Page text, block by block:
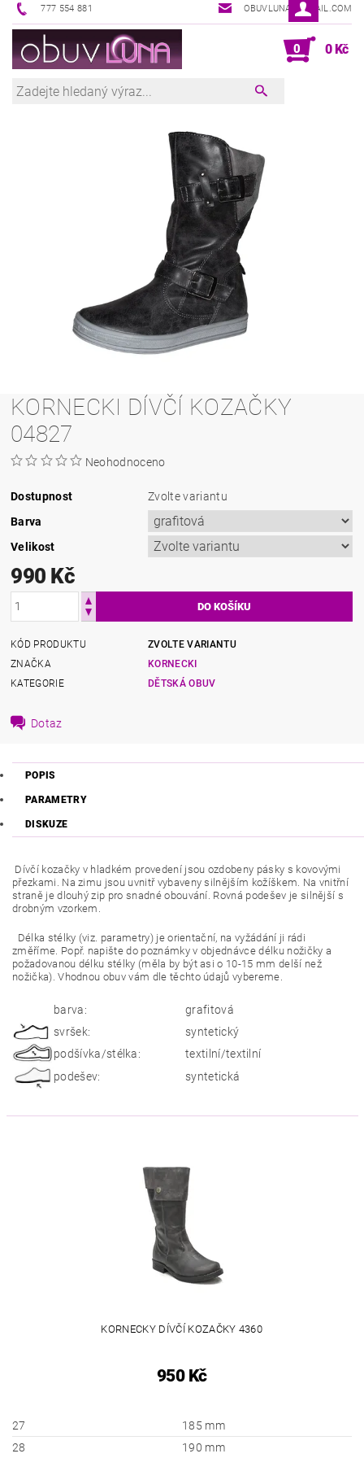
777 554 881 OBUVLUNA@GMAIL.COM
0 0 Kč
KORNECKI DÍVČÍ KOZAČKY
04827
Neohodnoceno
Dostupnost
Zvolte variantu
Barva
Velikost
990 Kč
KÓD PRODUKTU
ZVOLTE VARIANTU
ZNAČKA
KORNECKI
KATEGORIE
DĚTSKÁ OBUV
Dotaz
POPIS
PARAMETRY
DISKUZE
Dívčí kozačky v hladkém provedení jsou ozdobeny pásky s kovovými
přezkami. Na zimu jsou uvnitř vybaveny silnějším kožíškem. Na vnitřní
straně je dlouhý zip pro snadné obouvání. Rovná podešev je silnější s
drobným vzorkem.
Délka stélky (viz. parametry) je orientační, na vyžádání ji rádi
změříme. Popř. napište do poznámky v objednávce délku nožičky a
požadovanou délku stélky (měla by být asi o 10-15 mm delší než
nožička). Vhodnou obuv vám dle těchto údajů vybereme.
barva:
grafitová
svršek:
syntetický
podšívka/stélka:
textilní/textilní
podešev:
syntetická
KORNECKY DÍVČÍ KOZAČKY 4360
950 Kč
27
185 mm
28
190 mm